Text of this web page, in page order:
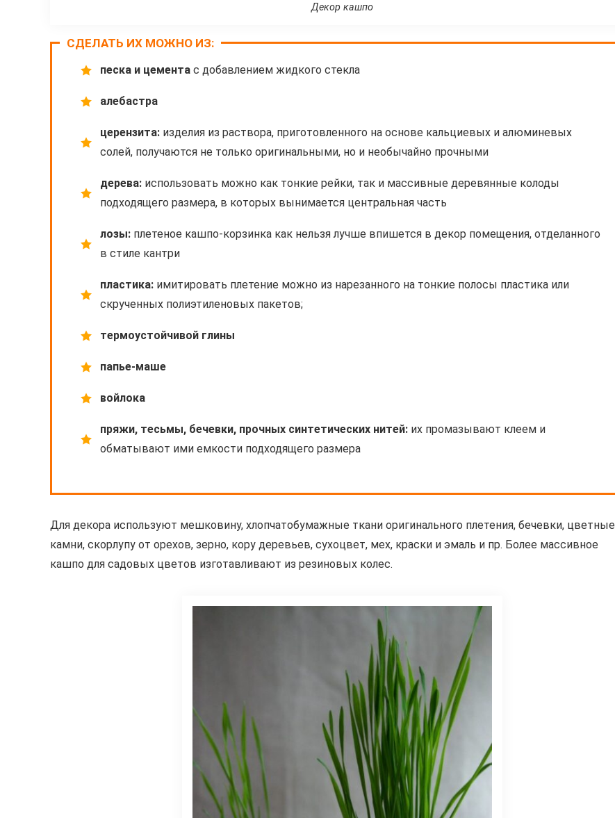
Декор кашпо
СДЕЛАТЬ ИХ МОЖНО ИЗ:
песка и цемента с добавлением жидкого стекла
алебастра
церензита: изделия из раствора, приготовленного на основе кальциевых и алюминевых
солей, получаются не только оригинальными, но и необычайно прочными
дерева: использовать можно как тонкие рейки, так и массивные деревянные колоды
подходящего размера, в которых вынимается центральная часть
лозы: плетеное кашпо-корзинка как нельзя лучше впишется в декор помещения, отделанного
в стиле кантри
пластика: имитировать плетение можно из нарезанного на тонкие полосы пластика или
скрученных полиэтиленовых пакетов;
термоустойчивой глины
папье-маше
войлока
пряжи, тесьмы, бечевки, прочных синтетических нитей: их промазывают клеем и
обматывают ими емкости подходящего размера
Для декора используют мешковину, хлопчатобумажные ткани оригинального плетения, бечевки, цветные
камни, скорлупу от орехов, зерно, кору деревьев, сухоцвет, мех, краски и эмаль и пр. Более массивное
кашпо для садовых цветов изготавливают из резиновых колес.